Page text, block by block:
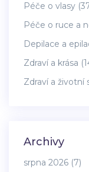
Péče o vlasy
Péče o ruce a
Depilace a
Zdraví a krása
Zdraví a životní
Archivy
srpna 2026 (7)